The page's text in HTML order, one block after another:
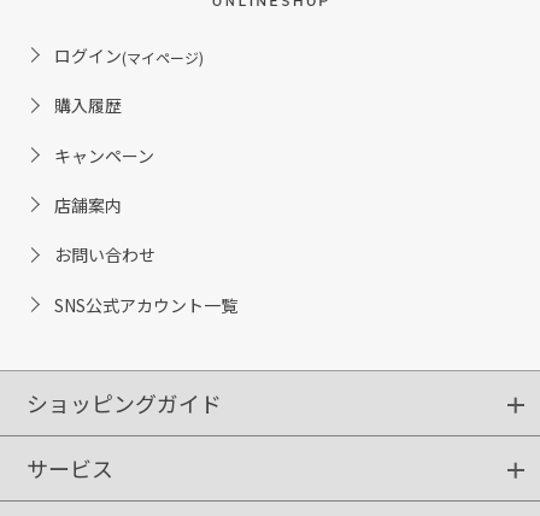
ログイン(マイページ)
購入履歴
キャンペーン
店舗案内
お問い合わせ
SNS公式アカウント一覧
ショッピングガイド
ショッピングガイド
ご注文方法
送料・配送
クーポンご利用方法
サービス